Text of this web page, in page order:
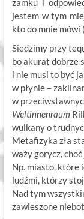
zamku i
jestem w tym
kto do mnie mówi (
Siedzimy przy
bo akurat dobrze
i nie musi to być
w płynie –
w
Weltinnenraum
wulkany o
Metafizyka zła
waży gorycz,
Np. miasto, które
ludźmi, którzy
Nad tym
zawieszone